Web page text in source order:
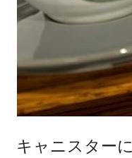
キャニスター